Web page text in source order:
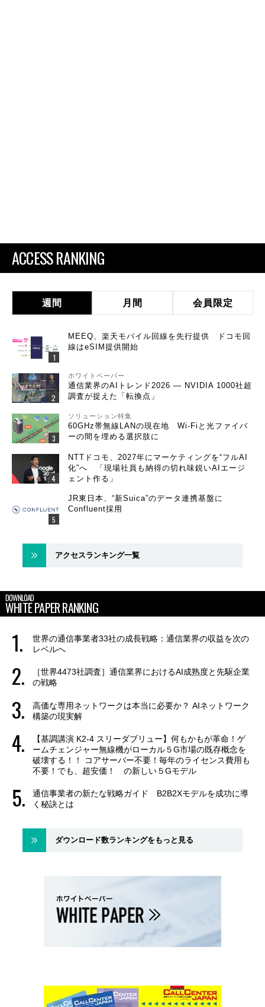
ACCESS RANKING
週間 月間 会員限定
MEEQ、楽天モバイル回線を先行提供 ドコモ回
線はeSIM提供開始
ホワイトペーパー
通信業界のAIトレンド2026 ― NVIDIA 1000社超
調査が捉えた「転換点」
ソリューション特集
60GHz帯無線LANの現在地 Wi-Fiと光ファイバ
ーの間を埋める選択肢に
NTTドコモ、2027年にマーケティングを“フルAI
化”へ 「現場社員も納得の切れ味鋭いAIエージ
ェント作る」
JR東日本、“新Suica”のデータ連携基盤に
Confluent採用
アクセスランキング一覧
DOWNLOAD
WHITE PAPER RANKING
世界の通信事業者33社の成長戦略：通信業界の収益を次の
レベルへ
［世界4473社調査］通信業界におけるAI成熟度と先駆企業
の戦略
高価な専用ネットワークは本当に必要か？ AIネットワーク
構築の現実解
【基調講演 K2-4 スリーダブリュー】何もかもが革命！ゲ
ームチェンジャー無線機がローカル５G市場の既存概念を
破壊する！！ コアサーバー不要！毎年のライセンス費用も
不要！でも、超安価！ の新しい５Gモデル
通信事業者の新たな戦略ガイド B2B2Xモデルを成功に導
く秘訣とは
ダウンロード数ランキングをもっと見る